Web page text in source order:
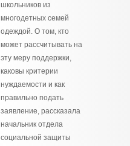
школьников из
многодетных семей
одеждой. О том, кто
может рассчитывать на
эту меру поддержки,
каковы критерии
нуждаемости и как
правильно подать
заявление, рассказала
начальник отдела
социальной защиты